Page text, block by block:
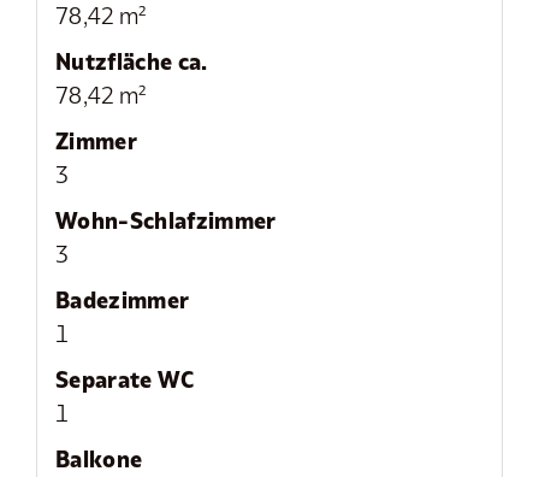
78,42 m²
Nutzfläche ca.
78,42 m²
Zimmer
3
Wohn-Schlafzimmer
3
Badezimmer
1
Separate WC
1
Balkone